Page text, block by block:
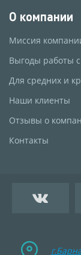
О компании
Миссия
Выгоды работы
Для средних и
Наши клиенты
Отзывы о
Контакты